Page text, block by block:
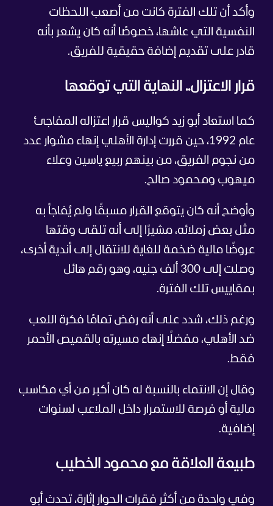
وأكد أن تلك الفترة كانت من أصعب اللحظات
النفسية التي عاشها، خصوصًا أنه كان يشعر بأنه
قادر على تقديم إضافة حقيقية للفريق.
قرار الاعتزال.. النهاية التي توقعها
كما استعاد أبو زيد كواليس قرار اعتزاله المفاجئ
عام 1992، حين قررت إدارة الأهلي إنهاء مشوار عدد
من نجوم الفريق، من بينهم ربيع ياسين وعلاء
ميهوب ومحمود صالح.
وأوضح أنه كان يتوقع القرار مسبقًا ولم يُفاجأ به
مثل بعض زملائه، مشيرًا إلى أنه تلقى وقتها
عروضًا مالية ضخمة للغاية للانتقال إلى أندية أخرى،
وصلت إلى 300 ألف جنيه، وهو رقم هائل
بمقاييس تلك الفترة.
ورغم ذلك، شدد على أنه رفض تمامًا فكرة اللعب
ضد الأهلي، مفضلًا إنهاء مسيرته بالقميص الأحمر
فقط.
وقال إن الانتماء بالنسبة له كان أكبر من أي مكاسب
مالية أو فرصة للاستمرار داخل الملاعب لسنوات
إضافية.
طبيعة العلاقة مع محمود الخطيب
وفي واحدة من أكثر فقرات الحوار إثارة، تحدث أبو